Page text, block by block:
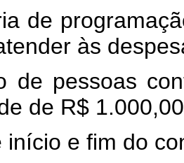
de
às
de pessoas
de R$
início e fim do